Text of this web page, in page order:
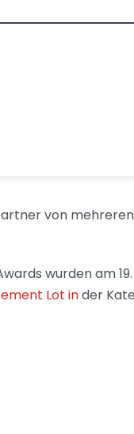
von mehreren
wurden am
Lot inder